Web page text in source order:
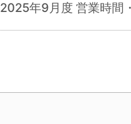
2025年9月度 営業時間